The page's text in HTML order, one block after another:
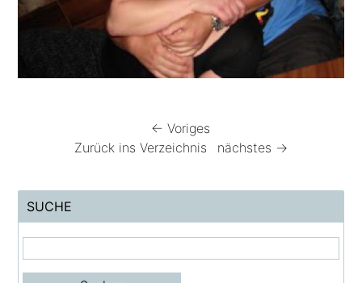
← Voriges
Zurück ins Verzeichnis
nächstes →
SUCHE